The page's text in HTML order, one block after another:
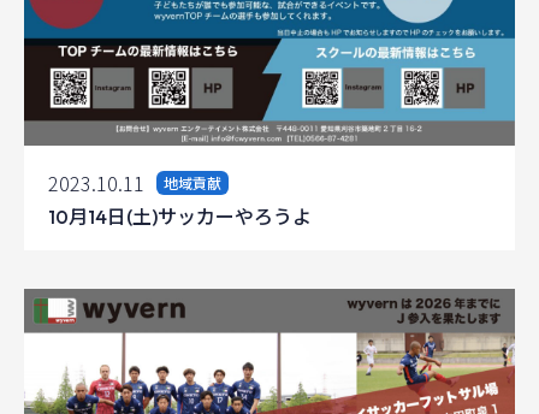
2023.10.11 地域貢献
10月14日(土)サッカーやろうよ